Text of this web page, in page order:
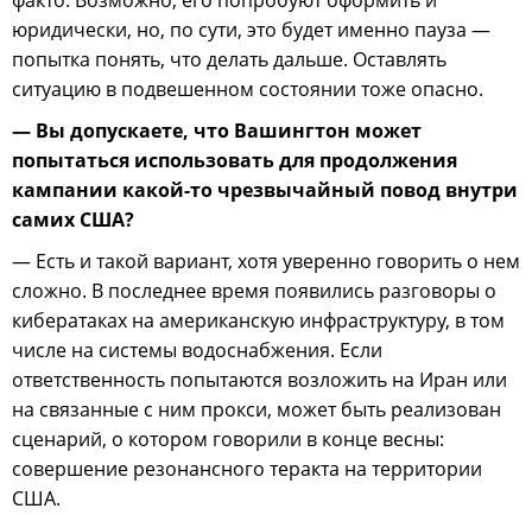
юридически, но, по сути, это будет именно пауза —
попытка понять, что делать дальше. Оставлять
ситуацию в подвешенном состоянии тоже опасно.
— Вы допускаете, что Вашингтон может
попытаться использовать для продолжения
кампании какой-то чрезвычайный повод внутри
самих США?
— Есть и такой вариант, хотя уверенно говорить о нем
сложно. В последнее время появились разговоры о
кибератаках на американскую инфраструктуру, в том
числе на системы водоснабжения. Если
ответственность попытаются возложить на Иран или
на связанные с ним прокси, может быть реализован
сценарий, о котором говорили в конце весны:
совершение резонансного теракта на территории
США.